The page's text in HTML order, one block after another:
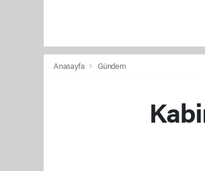
Anasayfa Gündem